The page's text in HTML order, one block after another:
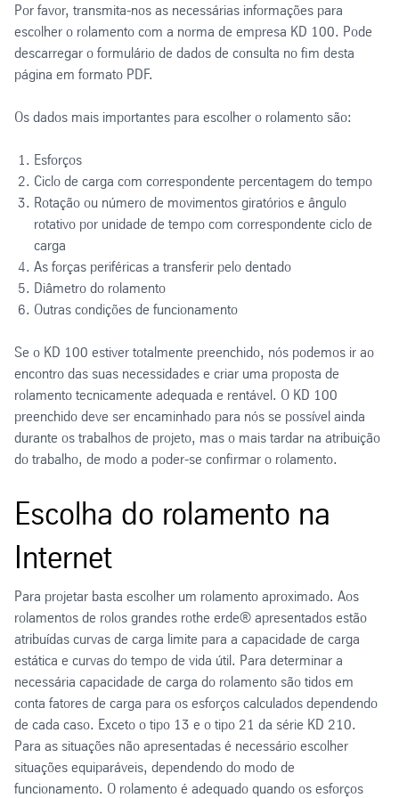
Por favor, transmita-nos as necessárias informações para
escolher o rolamento com a norma de empresa KD 100. Pode
descarregar o formulário de dados de consulta no fim desta
página em formato PDF.
Os dados mais importantes para escolher o rolamento são:
Esforços
Ciclo de carga com correspondente percentagem do tempo
Rotação ou número de movimentos giratórios e ângulo
rotativo por unidade de tempo com correspondente ciclo de
carga
As forças periféricas a transferir pelo dentado
Diâmetro do rolamento
Outras condições de funcionamento
Se o KD 100 estiver totalmente preenchido, nós podemos ir ao
encontro das suas necessidades e criar uma proposta de
rolamento tecnicamente adequada e rentável. O KD 100
preenchido deve ser encaminhado para nós se possível ainda
durante os trabalhos de projeto, mas o mais tardar na atribuição
do trabalho, de modo a poder-se confirmar o rolamento.
Escolha do rolamento na
Internet
Para projetar basta escolher um rolamento aproximado. Aos
rolamentos de rolos grandes rothe erde® apresentados estão
atribuídas curvas de carga limite para a capacidade de carga
estática e curvas do tempo de vida útil. Para determinar a
necessária capacidade de carga do rolamento são tidos em
conta fatores de carga para os esforços calculados dependendo
de cada caso. Exceto o tipo 13 e o tipo 21 da série KD 210.
Para as situações não apresentadas é necessário escolher
situações equiparáveis, dependendo do modo de
funcionamento. O rolamento é adequado quando os esforços